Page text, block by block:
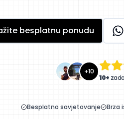
besplatnu ponudu
+10
10+
Besplatno savjetovanje Brza